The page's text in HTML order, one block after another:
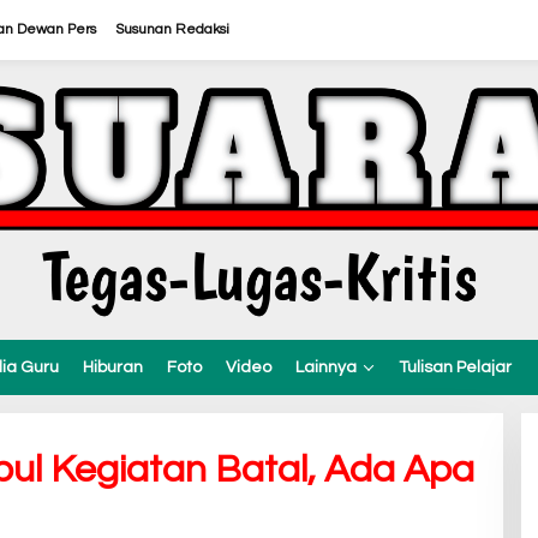
Dewan Pers Susunan Redaksi
Guru Hiburan Foto Video Lainnya Tulisan Pelajar
Kegiatan Batal, Ada Apa